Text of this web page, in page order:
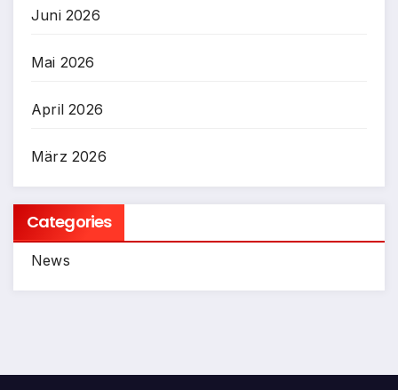
Juni 2026
Mai 2026
April 2026
März 2026
Categories
News